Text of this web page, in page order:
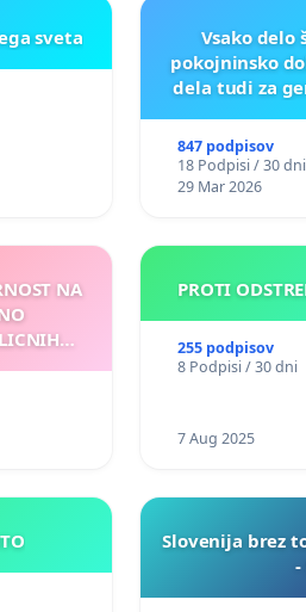
sveta
Vsako delo
pokojninsko
dela tudi za
847 podpisov
18 Podpisi / 30 dni
29 Mar 2026
NA
PROTI
255 podpisov
8 Podpisi / 30 dni
7 Aug 2025
MESTO
Slovenija brez
-